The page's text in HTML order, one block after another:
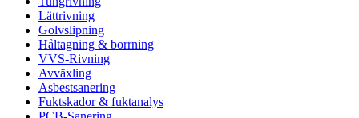
Lättrivning
Golvslipning
Håltagning & borrning
VVS-Rivning
Avväxling
Asbestsanering
Fuktskador & fuktanalys